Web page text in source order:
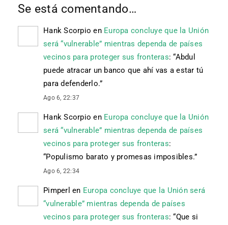
Se está comentando…
Hank Scorpio en Europa concluye que la Unión
será “vulnerable” mientras dependa de países
vecinos para proteger sus fronteras: “Abdul
puede atracar un banco que ahí vas a estar tú
para defenderlo.”
Ago 6, 22:37
Hank Scorpio en Europa concluye que la Unión
será “vulnerable” mientras dependa de países
vecinos para proteger sus fronteras:
“Populismo barato y promesas imposibles.”
Ago 6, 22:34
Pimperl en Europa concluye que la Unión será
“vulnerable” mientras dependa de países
vecinos para proteger sus fronteras: “Que si